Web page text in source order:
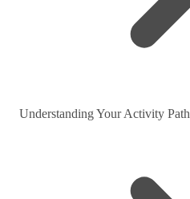
Understanding Your Activity Path